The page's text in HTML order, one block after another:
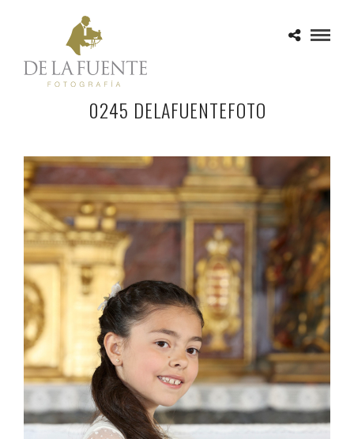
0245 DELAFUENTEFOTO